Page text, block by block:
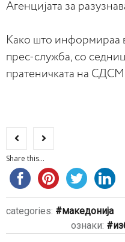
Агенцијата за
Како што информираа
прес-служба, со
пратеничката на
Share this...
categories:
македонија
ознаки: